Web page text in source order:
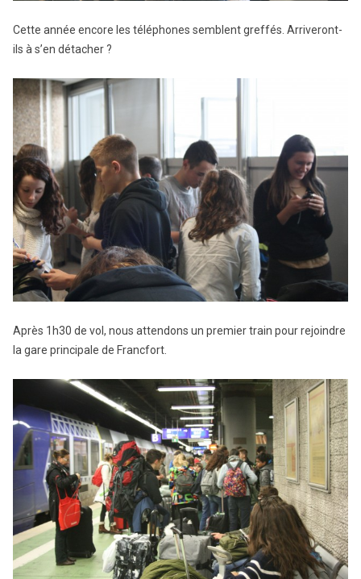
Cette année encore les téléphones semblent greffés. Arriveront-
ils à s’en détacher ?
Après 1h30 de vol, nous attendons un premier train pour rejoindre
la gare principale de Francfort.